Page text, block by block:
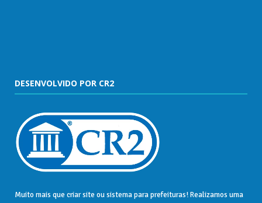
DESENVOLVIDO POR CR2
Muito mais que criar site ousistema para prefeituras! Realizamos uma